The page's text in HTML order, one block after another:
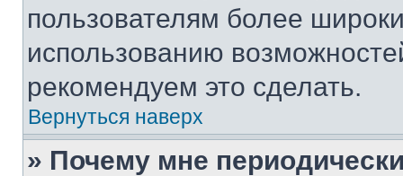
пользователям более
использованию
рекомендуем это сделать.
Вернуться наверх
» Почему мне